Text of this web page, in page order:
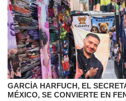
GARCÍA HARFUCH, EL
MÉXICO, SE CONVIERTE EN